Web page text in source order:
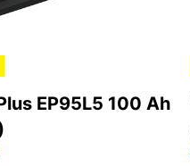
EP95L5 100 Ah